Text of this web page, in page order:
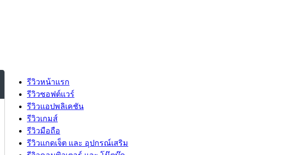
รีวิวหน้าแรก
รีวิวซอฟต์แวร์
รีวิวแอปพลิเคชัน
รีวิวเกมส์
รีวิวมือถือ
รีวิวแกดเจ็ต และ อุปกรณ์เสริม